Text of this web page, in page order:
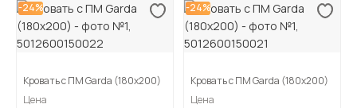
-24%
Кровать с ПМ Garda (180х200)
Цена
-24%
Кровать с ПМ Garda (180х200)
Цена